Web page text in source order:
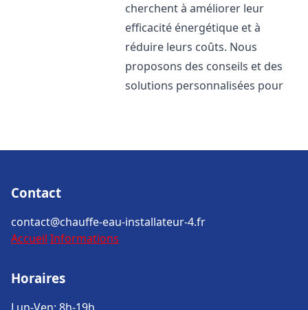
cherchent à améliorer leur
efficacité énergétique et à
réduire leurs coûts. Nous
proposons des conseils et des
solutions personnalisées pour
Contact
contact@chauffe-eau-installateur-4.fr
Accueil Informations
Horaires